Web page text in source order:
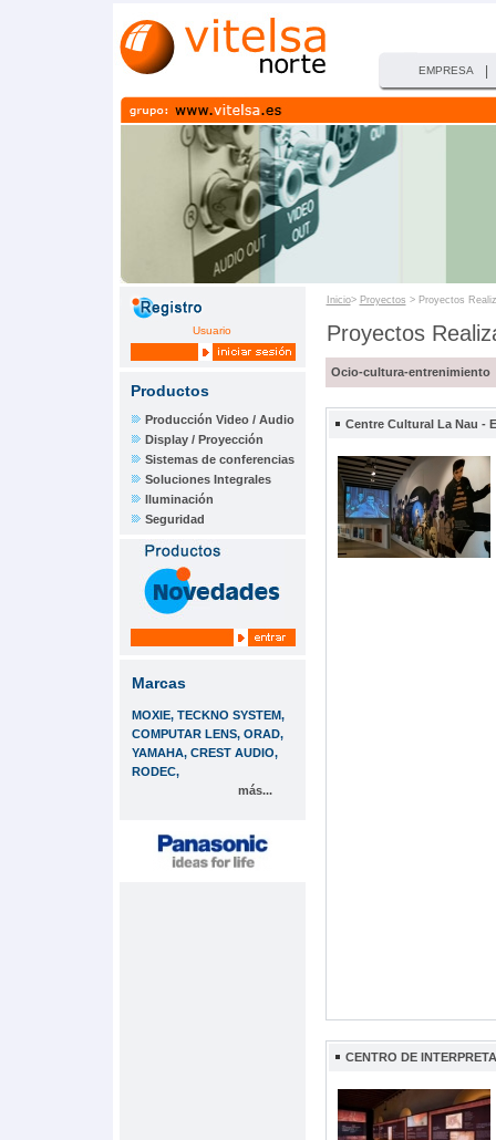
EMPRESA
Usuario
Productos
Producción Video / Audio
Display / Proyección
Sistemas de conferencias
Soluciones Integrales
Iluminación
Seguridad
Marcas
MOXIE, TECKNO SYSTEM,
COMPUTAR LENS, ORAD,
YAMAHA, CREST AUDIO,
RODEC,
más...
Inicio> Proyectos > Proyectos
Proyectos
Ocio-cultura-entrenimiento
Centre Cultural La Nau -
CENTRO DE